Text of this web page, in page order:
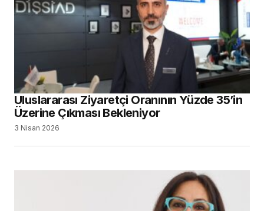
Uluslararası Ziyaretçi Oranının Yüzde 35’in
Üzerine Çıkması Bekleniyor
3 Nisan 2026